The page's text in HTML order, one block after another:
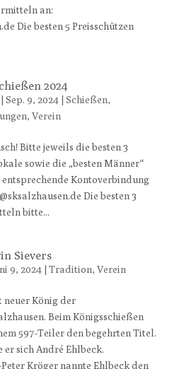
an:
Die besten 5 Preisschützen
2024
Sep. 9, 2024| Schießen,
, Verein
Bitte jeweils die besten 3
sowie die „besten Männer“
entsprechende Kontoverbindung
Die besten 3
bitte...
Sievers
9, 2024| Tradition, Verein
neuer König der
Beim Königsschießen
597-Teiler den begehrten Titel.
sich André Ehlbeck.
Kröger nannte Ehlbeck den